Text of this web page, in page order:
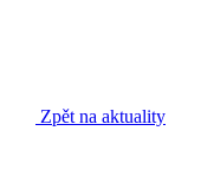
Zpět na aktuality